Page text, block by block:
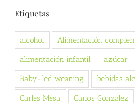
Etiquetas
alcohol Alimentación
alimentación infantil azúcar
Baby-led weaning bebidas
Carles Mesa Carlos González